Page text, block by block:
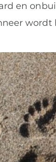
en
wordt